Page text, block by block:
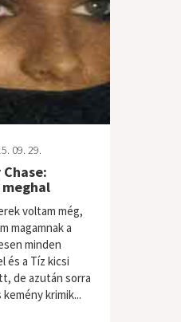
09. 29.
voltam még,
magamnak a
minden
és a Tíz kicsi
de azután sorra
krimik...